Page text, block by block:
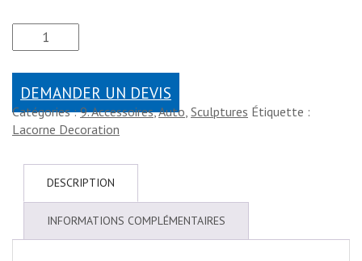
DEMANDER UN DEVIS
Catégories :9. Accessoires,Auto, Sculptures Étiquette :
Lacorne Decoration
DESCRIPTION
INFORMATIONS COMPLÉMENTAIRES